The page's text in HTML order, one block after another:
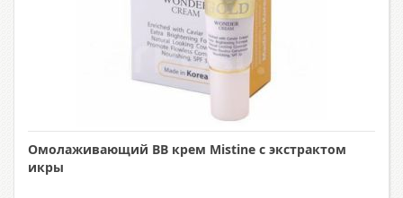
Омолаживающий ВВ крем Mistine с экстрактом
икры